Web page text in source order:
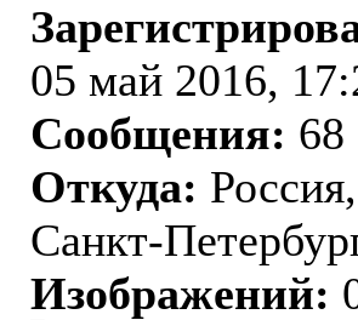
05 май 2016,
Сообщения: 68
Откуда: Россия,
Санкт-
Изображений: